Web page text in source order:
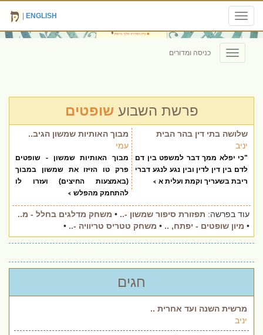
Toggle
navigation
ENGLISH
Toggle
navigation
כניסה ומדורים
פרשת השבועשופטים
שלושה בתי דין בהר הבית
יניב
"כי יפלא ממך דבר למשפט בין דם
לדם בין דין לדין ובין נגע לנגע דברי
ריבת בשעריך וקמת ועלית א
מבוך האותיות שמשון הגיב..
עמי
מבוך האותיות שמשון - שופטים
פרק טו הזיזו את שמשון במבוך
(באמצעות החיצים) ועזרו לו
להתחמק מהפלש
עוד בפרשה: תפזורת סיפור שמשון -.. • משחק מדלגים בחלל - מ..
• מיון שופטים - יפתח, .. • משחק טטריס טריוויה -.. •
חגים
מרשית השנה ועד אחרית ..
יניב